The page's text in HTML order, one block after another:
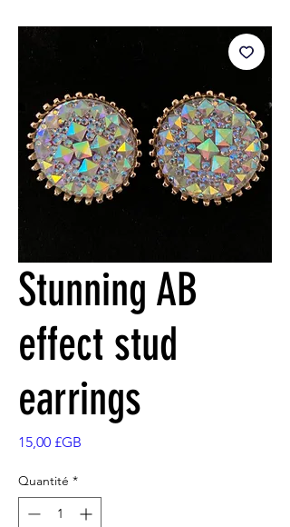
Stunning AB
effect stud
earrings
15,00 £GB
Quantité *